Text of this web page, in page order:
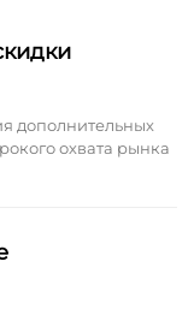
дополнительных
охвата рынка